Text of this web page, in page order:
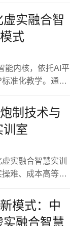
及应急模拟；综合
性化学习报告。
传统专业育人格
实融合智
式
能内核，依托AI平
准化教学。通过
、数智技能与合
制技术与
训室
实融合智慧实训
难、成本高等痛
性化教学与精准
证”融通，将抽象
模式：中
融合智慧